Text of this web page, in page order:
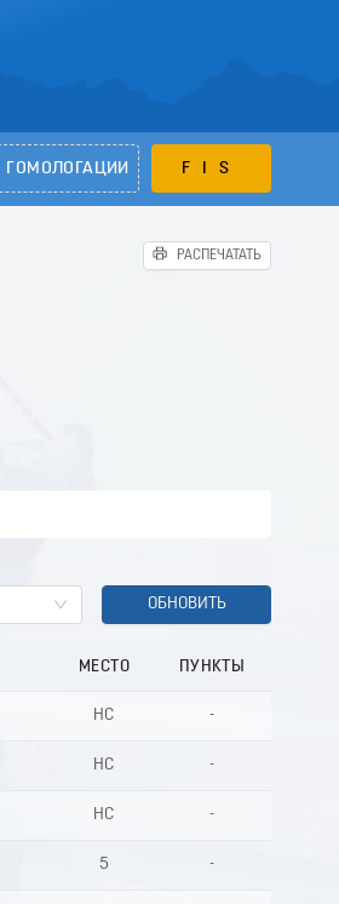
ГОМОЛОГАЦИИ FIS
РАСПЕЧАТАТЬ
ОБНОВИТЬ
МЕСТО ПУНКТЫ
НС -
НС -
НС -
5 -